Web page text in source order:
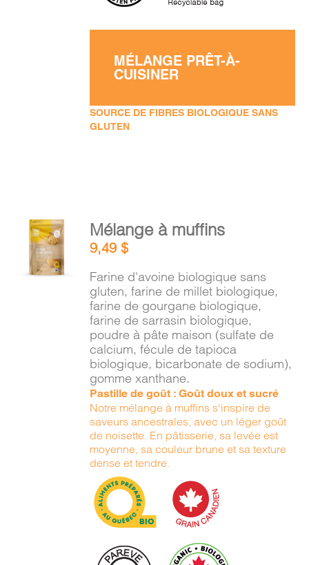
MÉLANGE PRÊT-À-
CUISINER
SOURCE DE FIBRES BIOLOGIQUE SANS
GLUTEN
AJOUTER
AU
PANIER
Mélange à muffins
9,49$
Farine d'avoine biologique sans
gluten, farine de millet biologique,
farine de gourgane biologique,
farine de sarrasin biologique,
poudre à pâte maison (sulfate de
calcium, fécule de tapioca
biologique, bicarbonate de sodium),
gomme xanthane.
Pastille de goût : Goût doux et sucré
Notre mélange à muffins s'inspire de
saveurs ancestrales, avec un léger goût
de noisette. En pâtisserie, sa levée est
moyenne, sa couleur brune et sa texture
dense et tendre.